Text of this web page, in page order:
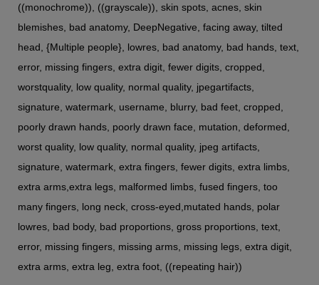
((monochrome)), ((grayscale)), skin spots, acnes, skin
blemishes, bad anatomy, DeepNegative, facing away, tilted
head, {Multiple people}, lowres, bad anatomy, bad hands, text,
error, missing fingers, extra digit, fewer digits, cropped,
worstquality, low quality, normal quality, jpegartifacts,
signature, watermark, username, blurry, bad feet, cropped,
poorly drawn hands, poorly drawn face, mutation, deformed,
worst quality, low quality, normal quality, jpeg artifacts,
signature, watermark, extra fingers, fewer digits, extra limbs,
extra arms,extra legs, malformed limbs, fused fingers, too
many fingers, long neck, cross-eyed,mutated hands, polar
lowres, bad body, bad proportions, gross proportions, text,
error, missing fingers, missing arms, missing legs, extra digit,
extra arms, extra leg, extra foot, ((repeating hair))